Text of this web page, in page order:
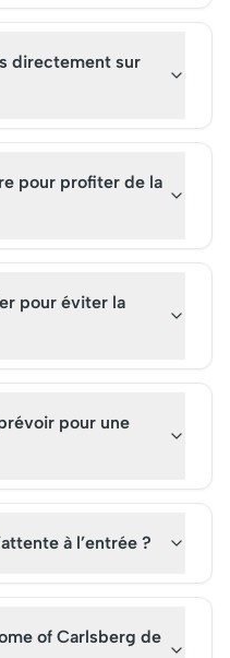
directement sur
pour profiter de la
pour éviter la
pour une
à l’entrée ?
of Carlsberg de